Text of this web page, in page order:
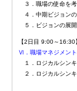
３．職場の使命を
４．中期ビジョン
５．ビジョンの展
【2日目 9:00～16:30
Ⅵ．職場マネジメン
１．ロジカルシン
２．ロジカルシン